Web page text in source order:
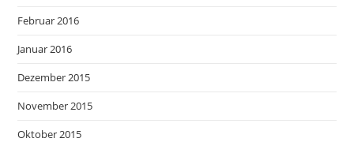
Februar 2016
Januar 2016
Dezember 2015
November 2015
Oktober 2015